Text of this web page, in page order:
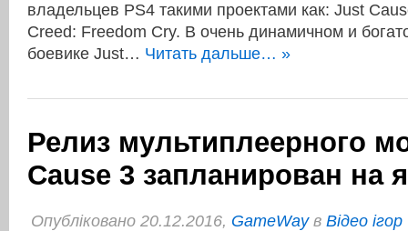
владельцев PS4 такими проектами как: Just
Creed: Freedom Cry. В очень динамичном и
боевике Just… Читать дальше… »
Релиз мультиплеерного
Cause 3 запланирован на
Опубліковано 20.12.2016, GameWayв Відео ігор